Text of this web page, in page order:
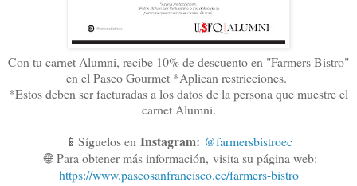
Con tu carnet Alumni, recibe 10% de descuento en "Farmers Bistro"
en el Paseo Gourmet *Aplican restricciones.
*Estos deben ser facturadas a los datos de la persona que muestre el
carnet Alumni.
📱Síguelos en Instagram: @farmersbistroec
🌐Para obtener más información, visita su página web:
https://www.paseosanfrancisco.ec/farmers-bistro